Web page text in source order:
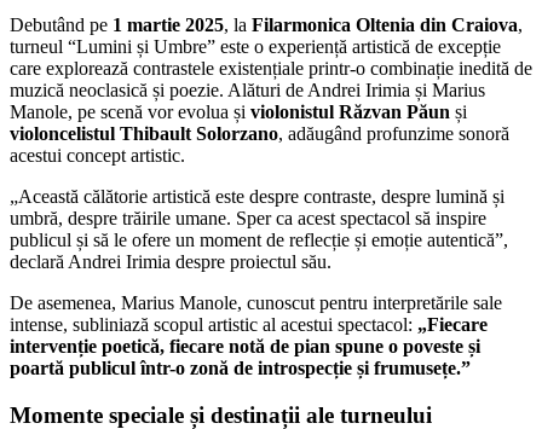
Debutând pe 1 martie 2025, la Filarmonica Oltenia din Craiova,
turneul “Lumini și Umbre” este o experiență artistică de excepție
care explorează contrastele existențiale printr-o combinație inedită de
muzică neoclasică și poezie. Alături de Andrei Irimia și Marius
Manole, pe scenă vor evolua și violonistul Răzvan Păun și
violoncelistul Thibault Solorzano, adăugând profunzime sonoră
acestui concept artistic.
„Această călătorie artistică este despre contraste, despre lumină și
umbră, despre trăirile umane. Sper ca acest spectacol să inspire
publicul și să le ofere un moment de reflecție și emoție autentică”,
declară Andrei Irimia despre proiectul său.
De asemenea, Marius Manole, cunoscut pentru interpretările sale
intense, subliniază scopul artistic al acestui spectacol: „Fiecare
intervenție poetică, fiecare notă de pian spune o poveste și
poartă publicul într-o zonă de introspecție și frumusețe.”
Momente speciale și destinații ale turneului